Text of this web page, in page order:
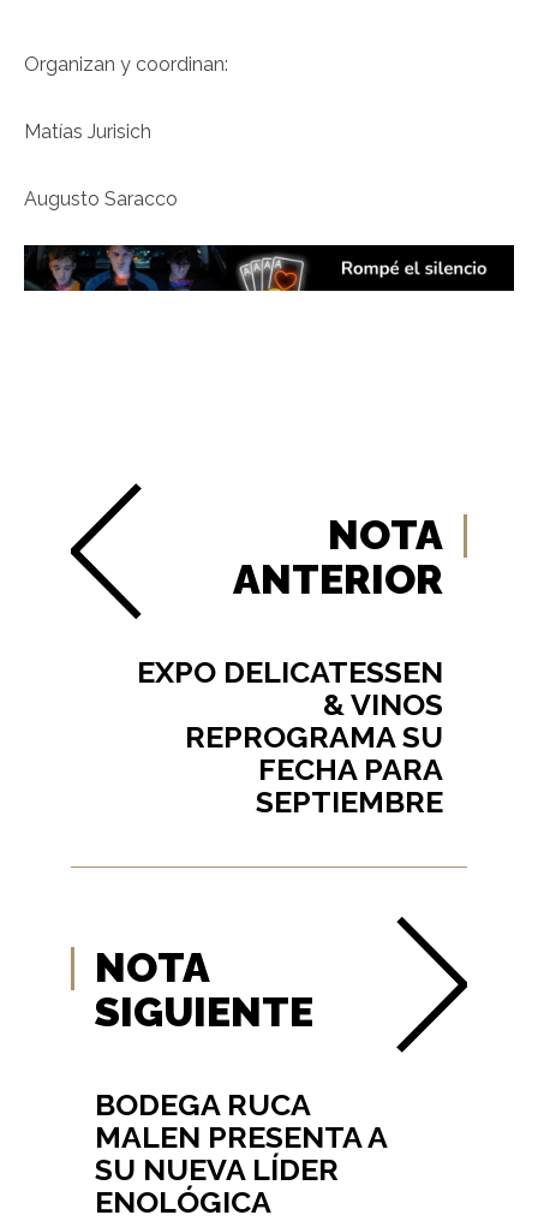
Organizan y coordinan:
Matías Jurisich
Augusto Saracco
NOTA
ANTERIOR
EXPO DELICATESSEN
& VINOS
REPROGRAMA SU
FECHA PARA
SEPTIEMBRE
NOTA
SIGUIENTE
BODEGA RUCA
MALEN PRESENTA A
SU NUEVA LÍDER
ENOLÓGICA